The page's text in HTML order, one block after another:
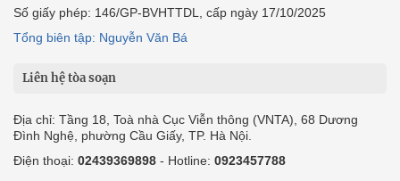
Số giấy phép: 146/GP-BVHTTDL, cấp ngày 17/10/2025
Tổng biên tập: Nguyễn Văn Bá
Liên hệ tòa soạn
Địa chỉ: Tầng 18, Toà nhà Cục Viễn thông (VNTA), 68 Dương
Đình Nghệ, phường Cầu Giấy, TP. Hà Nội.
Điện thoại: 02439369898 - Hotline: 0923457788